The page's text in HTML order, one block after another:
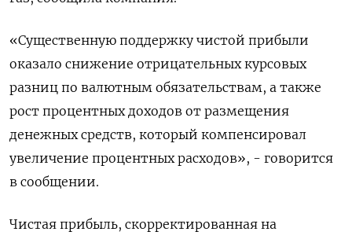
«Существенную поддержку чистой прибыли
оказало снижение отрицательных курсовых
разниц по валютным обязательствам, а также
рост процентных доходов от размещения
денежных средств, который компенсировал
увеличение процентных расходов», - говорится
в сообщении.
Чистая прибыль, скорректированная на